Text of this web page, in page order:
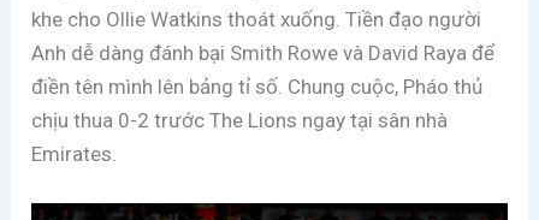
khe cho Ollie Watkins thoát xuống. Tiền đạo người
Anh dễ dàng đánh bại Smith Rowe và David Raya để
điền tên mình lên bảng tỉ số. Chung cuộc, Pháo thủ
chịu thua 0-2 trước The Lions ngay tại sân nhà
Emirates.